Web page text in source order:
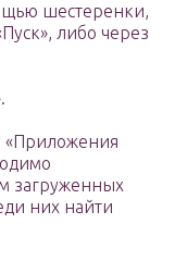
шестеренки,
либо через
«Приложения
загруженных
них найти